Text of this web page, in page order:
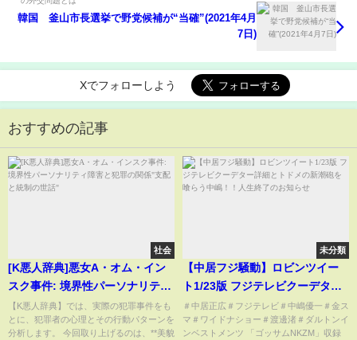
韓国 釜山市長選挙で野党候補が“当確”(2021年4月
7日)
Xでフォローしよう
おすすめの記事
社会
[K悪人辞典]悪女A・オム・イン
スク事件: 境界性パーソナリティ
障害と犯罪の関係"支配と統制の
世話"
【K悪人辞典】では、実際の犯罪事件をも
とに、犯罪者の心理とその行動パターンを
分析します。 今回取り上げるのは、**美貌
未分類
【中居フジ騒動】ロビンツイー
ト1/23版 フジテレビクーデター
詳細とトドメの新潮砲を喰らう
中嶋！！人生終了のお知らせ
＃中居正広＃フジテレビ＃中嶋優一＃金ス
マ＃ワイドナショー＃渡邊渚＃ダルトンイ
ンベストメンツ 「ゴッサムNKZM」収録